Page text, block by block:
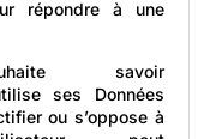
répondre à une
savoir
ses Données
ou s’oppose à